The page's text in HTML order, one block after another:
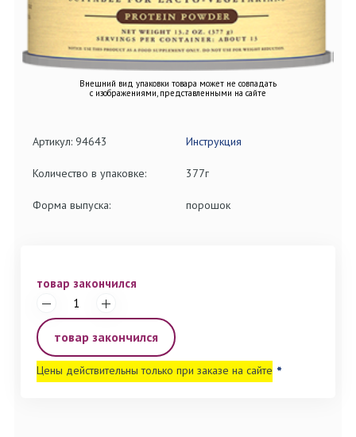
Внешний вид упаковки товара может не совпадать
с изображениями, представленными на сайте
Артикул: 94643 Инструкция
Количество в упаковке: 377г
Форма выпуска: порошок
товар закончился
товар закончился
Цены действительны только при заказе на сайте *